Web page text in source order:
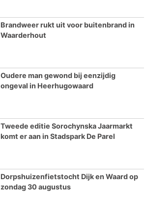
Brandweer rukt uit voor buitenbrand in
Waarderhout
Oudere man gewond bij eenzijdig
ongeval in Heerhugowaard
Tweede editie Sorochynska Jaarmarkt
komt er aan in Stadspark De Parel
Dorpshuizenfietstocht Dijk en Waard op
zondag 30 augustus